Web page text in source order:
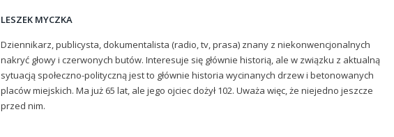
LESZEK MYCZKA
Dziennikarz, publicysta, dokumentalista (radio, tv, prasa) znany z niekonwencjonalnych
nakryć głowy i czerwonych butów. Interesuje się głównie historią, ale w związku z aktualną
sytuacją społeczno-polityczną jest to głównie historia wycinanych drzew i betonowanych
placów miejskich. Ma już 65 lat, ale jego ojciec dożył 102. Uważa więc, że niejedno jeszcze
przed nim.